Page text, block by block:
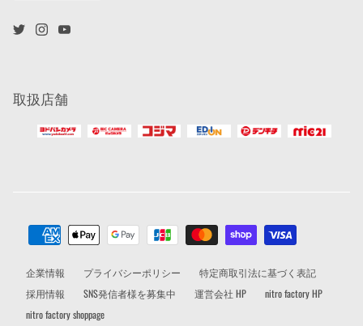
取扱店舗
企業情報 プライバシーポリシー
特定商取引法に基づく表記
採用情報
SNS発信者様を募集中 運営会社 HP
nitro factory HP
nitro factory shoppage